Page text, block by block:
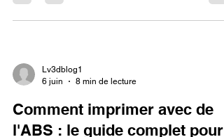
Lv3dblog1
6 juin
8 min de lecture
Comment imprimer avec de
l'ABS : le guide complet pour